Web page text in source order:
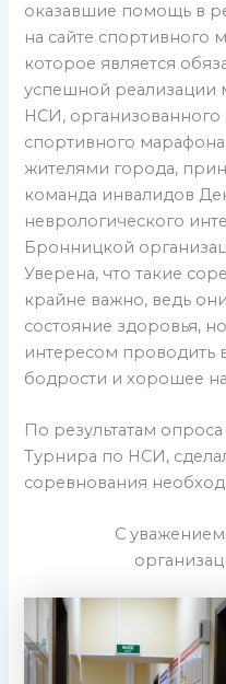
оказавшие помощь в
на сайте спортивного
которое является
успешной реализации
НСИ, организованного
спортивного марафона
жителями города,
команда инвалидов
неврологического
Бронницкой
Уверена, что такие
крайне важно, ведь
состояние здоровья,
интересом проводить
бодрости и хорошее
По результатам
Турнира по НСИ,
соревнования
С